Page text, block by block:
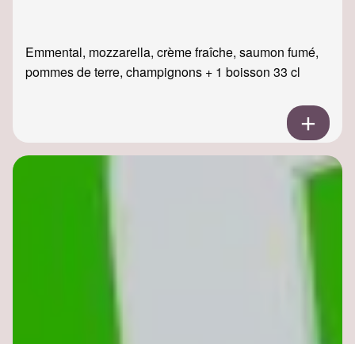
Emmental, mozzarella, crème fraîche, saumon fumé,
pommes de terre, champignons + 1 boisson 33 cl